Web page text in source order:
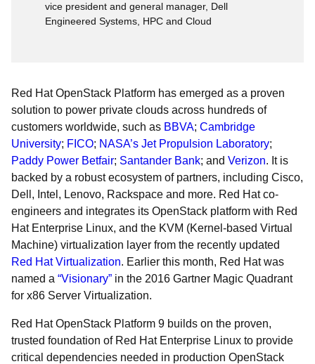
vice president and general manager, Dell
Engineered Systems, HPC and Cloud
Red Hat OpenStack Platform has emerged as a proven
solution to power private clouds across hundreds of
customers worldwide, such as BBVA; Cambridge
University; FICO; NASA’s Jet Propulsion Laboratory;
Paddy Power Betfair; Santander Bank; and Verizon. It is
backed by a robust ecosystem of partners, including Cisco,
Dell, Intel, Lenovo, Rackspace and more. Red Hat co-
engineers and integrates its OpenStack platform with Red
Hat Enterprise Linux, and the KVM (Kernel-based Virtual
Machine) virtualization layer from the recently updated
Red Hat Virtualization. Earlier this month, Red Hat was
named a “Visionary” in the 2016 Gartner Magic Quadrant
for x86 Server Virtualization.
Red Hat OpenStack Platform 9 builds on the proven,
trusted foundation of Red Hat Enterprise Linux to provide
critical dependencies needed in production OpenStack